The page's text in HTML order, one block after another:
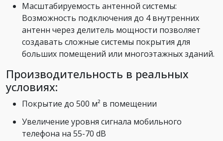
Масштабируемость антенной системы:
Возможность подключения до 4 внутренних
антенн через делитель мощности позволяет
создавать сложные системы покрытия для
больших помещений или многоэтажных зданий.
Производительность в реальных
условиях:
Покрытие до 500 м² в помещении
Увеличение уровня сигнала мобильного
телефона на 55-70 dB